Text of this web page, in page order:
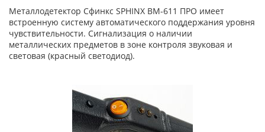
Металлодетектор Сфинкс SPHINX BM-611 ПРО имеет
встроенную систему автоматического поддержания уровня
чувствительности. Сигнализация о наличии
металлических предметов в зоне контроля звуковая и
световая (красный светодиод).